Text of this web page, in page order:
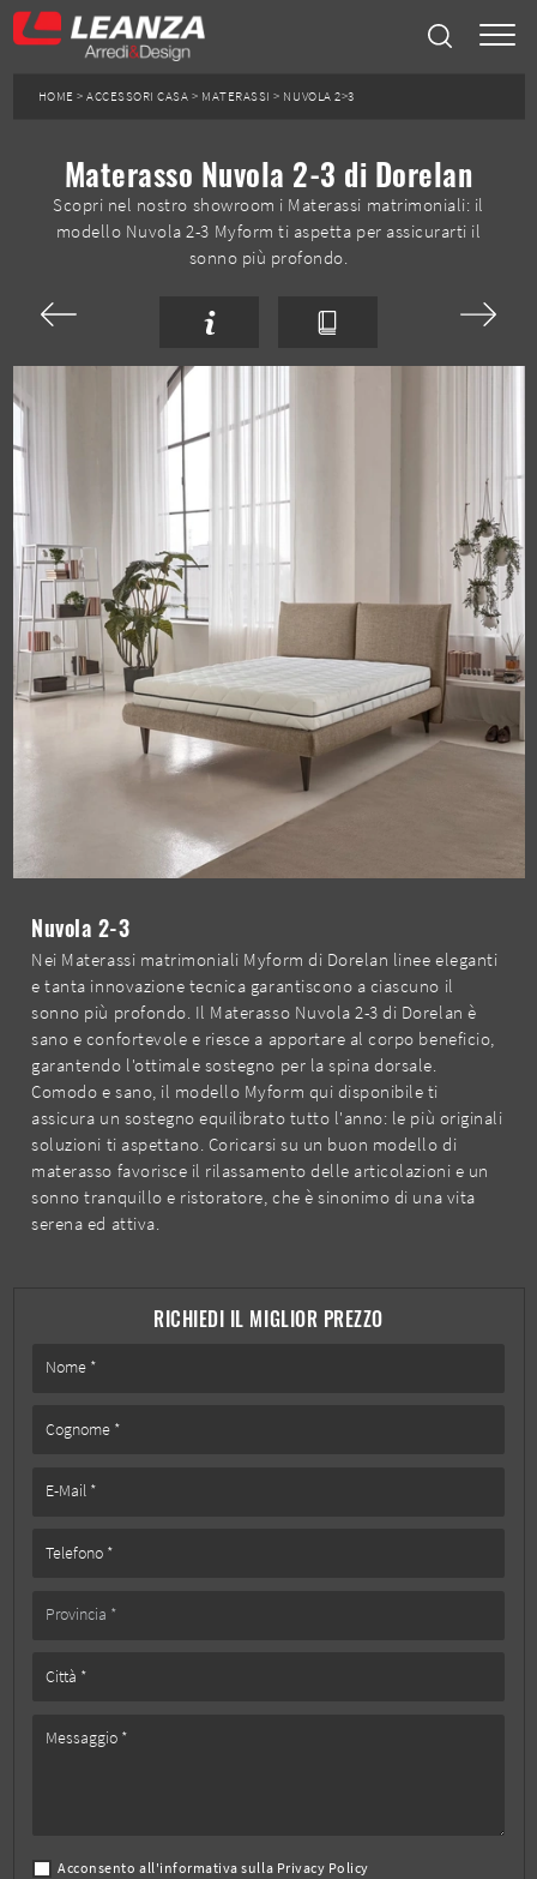
HOME >ACCESSORI CASA > MATERASSI > NUVOLA 2>3
Materasso Nuvola 2-3 di Dorelan
Scopri nel nostro showroom i Materassi matrimoniali: il
modello Nuvola 2-3 Myform ti aspetta per assicurarti il
sonno più profondo.
RICHIEDI IL MIGLIOR PREZZO
Acconsento all'informativa sulla Privacy Policy
Nuvola 2-3
Nei Materassi matrimoniali Myform di Dorelan linee eleganti
e tanta innovazione tecnica garantiscono a ciascuno il
sonno più profondo. Il Materasso Nuvola 2-3 di Dorelan è
sano e confortevole e riesce a apportare al corpo beneficio,
garantendo l'ottimale sostegno per la spina dorsale.
Comodo e sano, il modello Myform qui disponibile ti
assicura un sostegno equilibrato tutto l'anno: le più originali
soluzioni ti aspettano. Coricarsi su un buon modello di
materasso favorisce il rilassamento delle articolazioni e un
sonno tranquillo e ristoratore, che è sinonimo di una vita
serena ed attiva.